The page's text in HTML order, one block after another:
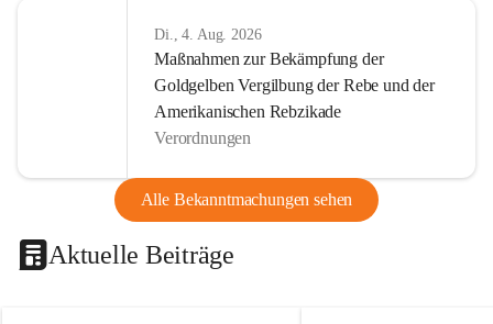
Di., 4. Aug. 2026
Maßnahmen zur Bekämpfung der
Goldgelben Vergilbung der Rebe und der
Amerikanischen Rebzikade
Verordnungen
Alle Bekanntmachungen sehen
Aktuelle Beiträge